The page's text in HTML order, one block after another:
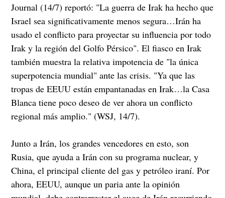
Journal (14/7) reportó: "La guerra de Irak ha hecho que
Israel sea significativamente menos segura…Irán ha
usado el conflicto para proyectar su influencia por todo
Irak y la región del Golfo Pérsico". El fiasco en Irak
también muestra la relativa impotencia de "la única
superpotencia mundial" ante las crisis. "Ya que las
tropas de EEUU están empantanadas en Irak…la Casa
Blanca tiene poco deseo de ver ahora un conflicto
regional más amplio." (WSJ, 14/7).
Junto a Irán, los grandes vencedores en esto, son
Rusia, que ayuda a Irán con su programa nuclear, y
China, el principal cliente del gas y petróleo iraní. Por
ahora, EEUU, aunque un paria ante la opinión